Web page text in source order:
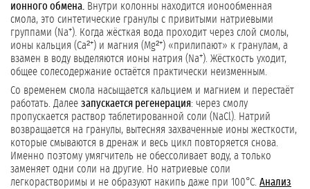
ионного обмена. Внутри колонны находится ионообменная
смола, это синтетические гранулы с привитыми натриевыми
группами (Na⁺). Когда жёсткая вода проходит через слой смолы,
ионы кальция (Ca²⁺) и магния (Mg²⁺) «прилипают» к гранулам, а
взамен в воду выделяются ионы натрия (Na⁺). Жёсткость уходит,
общее солесодержание остаётся практически неизменным.
Со временем смола насыщается кальцием и магнием и перестаёт
работать. Далее запускается регенерация: через смолу
пропускается раствор таблетированной соли (NaCl). Натрий
возвращается на гранулы, вытесняя захваченные ионы жесткости,
которые смываются в дренаж и весь цикл повторяется снова.
Именно поэтому умягчитель не обессоливает воду, а только
заменяет одни соли на другие. Но натриевые соли
легкорастворимы и не образуют накипь даже при 100°C. Анализ